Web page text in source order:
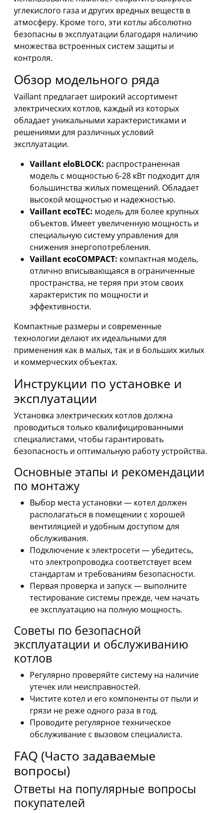
углекислого газа и других вредных веществ в
атмосферу. Кроме того, эти котлы абсолютно
безопасны в эксплуатации благодаря наличию
множества встроенных систем защиты и
контроля.
Обзор модельного ряда
Vaillant предлагает широкий ассортимент
электрических котлов, каждый из которых
обладает уникальными характеристиками и
решениями для различных условий
эксплуатации.
Vaillant eloBLOCK: распространенная
модель с мощностью 6-28 кВт подходит для
большинства жилых помещений. Обладает
высокой мощностью и надежностью.
Vaillant ecoTEC: модель для более крупных
объектов. Имеет увеличенную мощность и
специальную систему управления для
снижения энергопотребления.
Vaillant ecoCOMPACT: компактная модель,
отлично вписывающаяся в ограниченные
пространства, не теряя при этом своих
характеристик по мощности и
эффективности.
Компактные размеры и современные
технологии делают их идеальными для
применения как в малых, так и в больших жилых
и коммерческих объектах.
Инструкции по установке и
эксплуатации
Установка электрических котлов должна
проводиться только квалифицированными
специалистами, чтобы гарантировать
безопасность и оптимальную работу устройства.
Основные этапы и рекомендации
по монтажу
Выбор места установки — котел должен
располагаться в помещении с хорошей
вентиляцией и удобным доступом для
обслуживания.
Подключение к электросети — убедитесь,
что электропроводка соответствует всем
стандартам и требованиям безопасности.
Первая проверка и запуск — выполните
тестирование системы прежде, чем начать
ее эксплуатацию на полную мощность.
Советы по безопасной
эксплуатации и обслуживанию
котлов
Регулярно проверяйте систему на наличие
утечек или неисправностей.
Чистите котел и его компоненты от пыли и
грязи не реже одного раза в год.
Проводите регулярное техническое
обслуживание с вызовом специалиста.
FAQ (Часто задаваемые
вопросы)
Ответы на популярные вопросы
покупателей